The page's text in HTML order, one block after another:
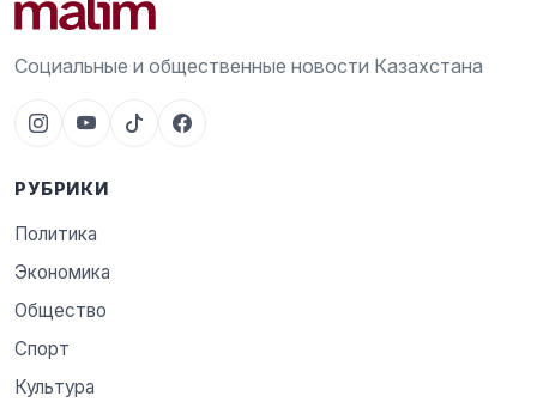
Социальные и общественные новости Казахстана
РУБРИКИ
Политика
Экономика
Общество
Спорт
Культура